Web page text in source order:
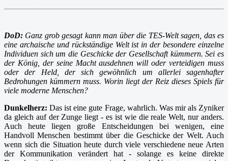
DoD: Ganz grob gesagt kann man über die TES-Welt sagen, das es
eine archaische und rückständige Welt ist in der besondere einzelne
Individuen sich um die Geschicke der Gesellschaft kümmern. Sei es
der König, der seine Macht ausdehnen will oder verteidigen muss
oder der Held, der sich gewöhnlich um allerlei sagenhafter
Bedrohungen kümmern muss. Worin liegt der Reiz dieses Spiels für
viele moderne Menschen?
Dunkelherz: Das ist eine gute Frage, wahrlich. Was mir als Zyniker
da gleich auf der Zunge liegt - es ist wie die reale Welt, nur anders.
Auch heute liegen große Entscheidungen bei wenigen, eine
Handvoll Menschen bestimmt über die Geschicke der Welt. Auch
wenn sich die Situation heute durch viele verschiedene neue Arten
der Kommunikation verändert hat - solange es keine direkte